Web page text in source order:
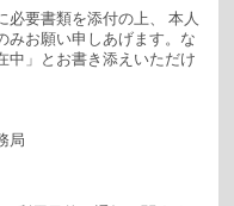
必要書類を添付の上、 本人
みお願い申しあげます。な
中」とお書き添えいただけ
局